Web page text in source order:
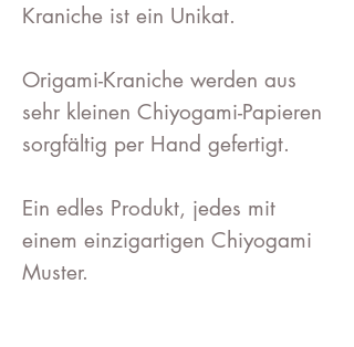
Kraniche ist ein Unikat.
Origami-Kraniche werden aus
sehr kleinen Chiyogami-Papieren
sorgfältig per Hand gefertigt.
Ein edles Produkt, jedes mit
einem einzigartigen Chiyogami
Muster.